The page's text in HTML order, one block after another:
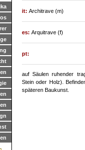
it: Architrave (m)
es: Arquitrave (f)
pt:
auf Säulen ruhender
Stein oder Holz).
späteren Baukunst.